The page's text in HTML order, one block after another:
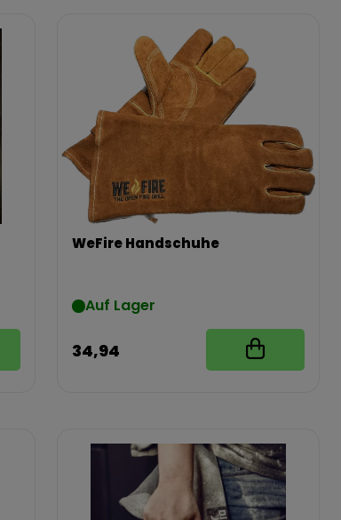
WeFire Handschuhe
Auf Lager
34,94